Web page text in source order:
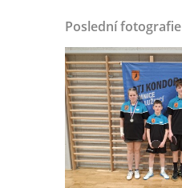
Poslední fotografie